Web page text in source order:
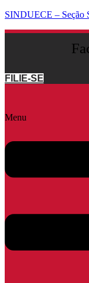
SINDUECE – Seção
FILIE-SE
Menu